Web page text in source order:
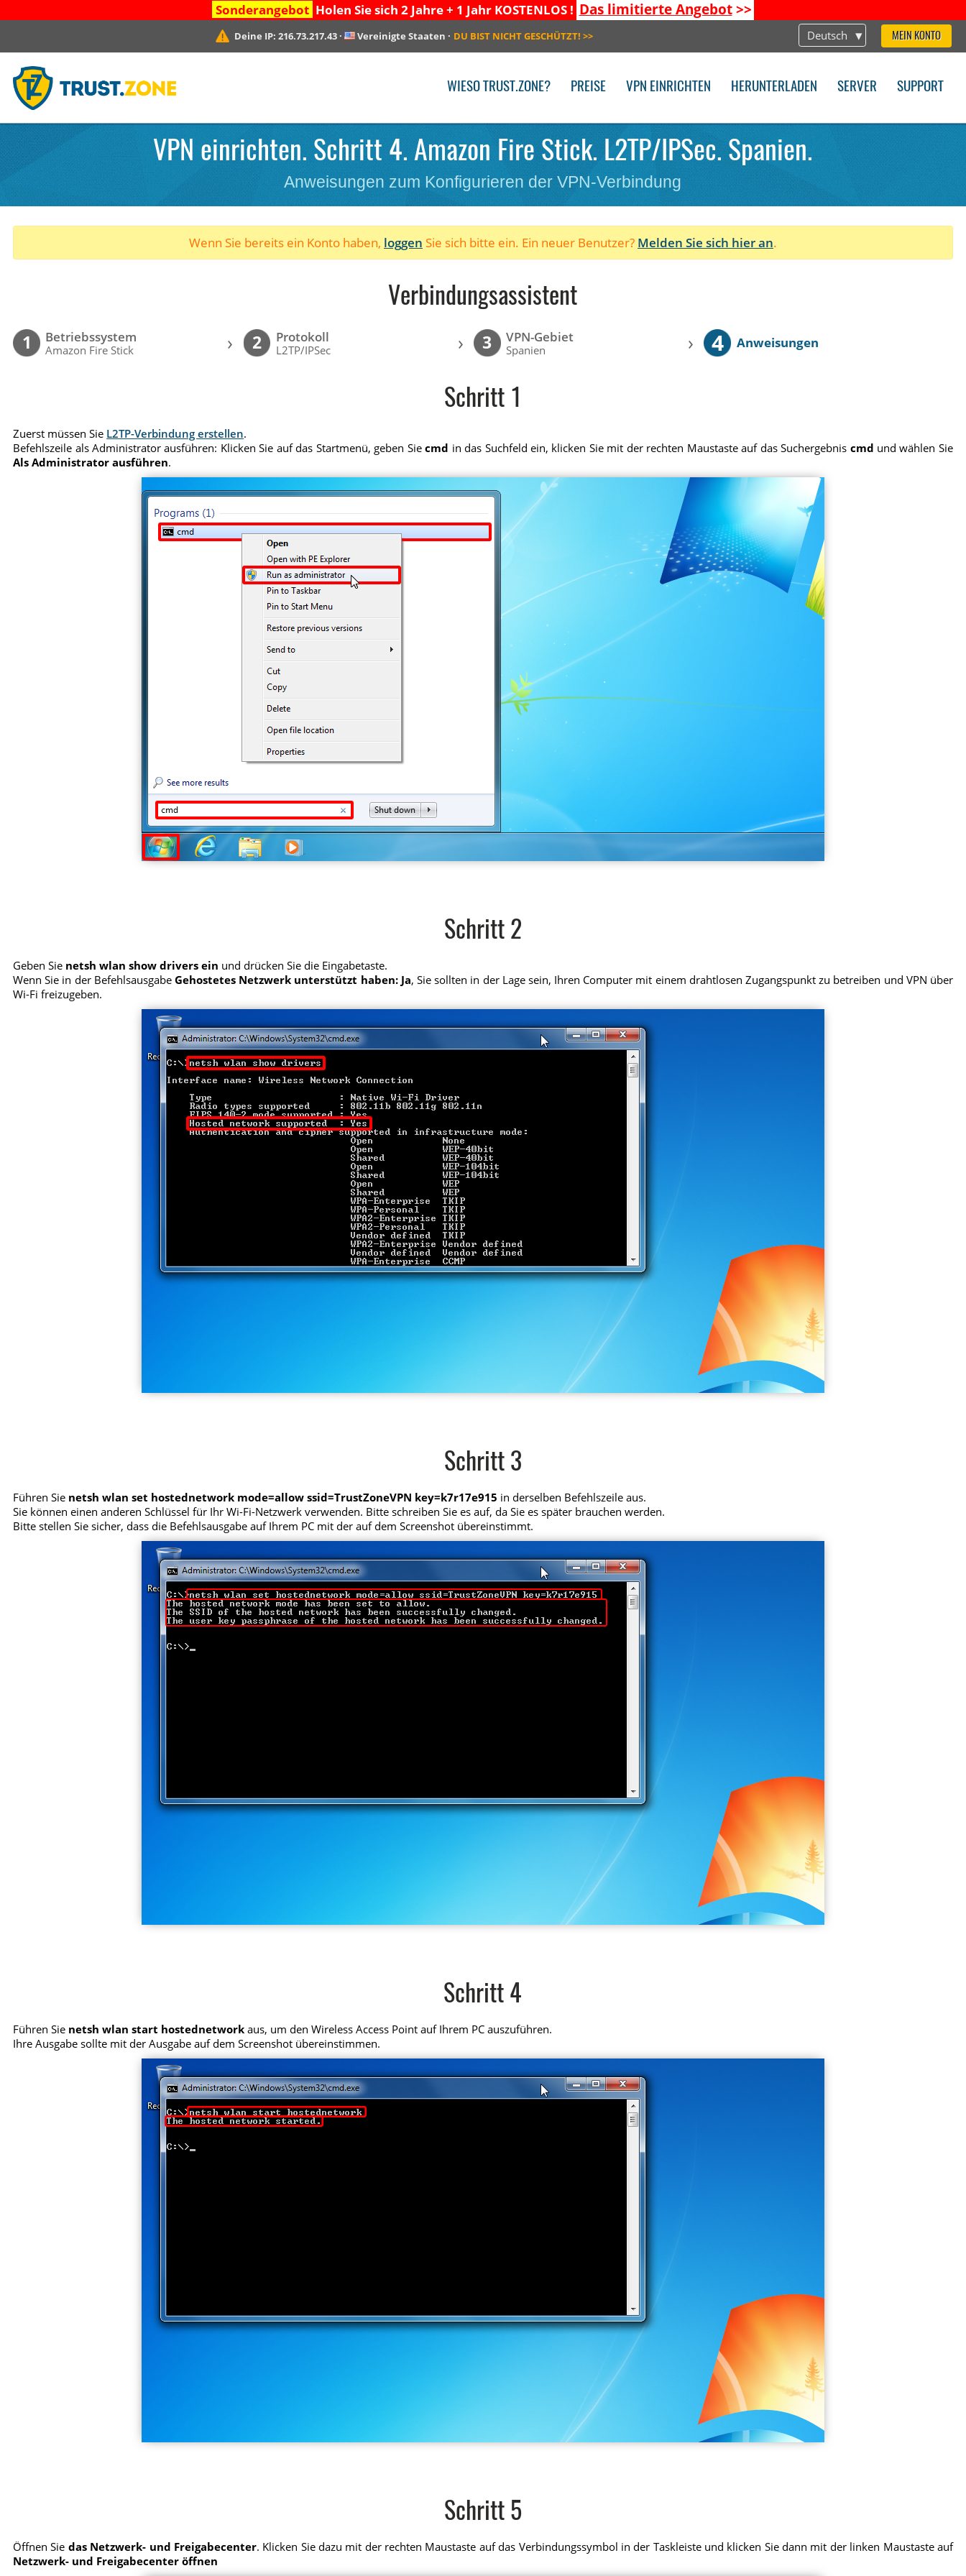
Sonderangebot Holen Sie sich 2 Jahre + 1 Jahr KOSTENLOS ! Das limitierte Angebot>>
Deutsch MEIN KONTO
Deine IP:216.73.217.43 · Vereinigte Staaten · DU BIST NICHT GESCHÜTZT! >>
WIESO TRUST.ZONE? PREISE VPN EINRICHTEN HERUNTERLADEN SERVER SUPPORT
VPN einrichten. Schritt 4. Amazon Fire Stick. L2TP/IPSec. Spanien.
Anweisungen zum Konfigurieren der VPN-Verbindung
Wenn Sie bereits ein Konto haben, loggen Sie sich bitte ein. Ein neuer Benutzer? Melden Sie sich hier an.
Verbindungsassistent
1 Betriebssystem
Amazon Fire Stick › 2 Protokoll
L2TP/IPSec › 3 VPN-Gebiet
Spanien › 4 Anweisungen
Schritt 1
Zuerst müssen Sie L2TP-Verbindung erstellen.
Befehlszeile als Administrator ausführen: Klicken Sie auf das Startmenü, geben Siecmd in das Suchfeld ein, klicken Sie mit der rechten Maustaste auf das Suchergebnis cmd und wählen Sie
Als Administrator ausführen.
Schritt 2
Geben Sie netsh wlan show drivers ein und drücken Sie die Eingabetaste.
Wenn Sie in der BefehlsausgabeGehostetes Netzwerk unterstützt haben: Ja, Sie sollten in der Lage sein, Ihren Computer mit einem drahtlosen Zugangspunkt zu betreiben und VPN über
Wi-Fi freizugeben.
Schritt 3
Führen Sie netsh wlan set hostednetwork mode=allow ssid=TrustZoneVPN key=k7r17e915 in derselben Befehlszeile aus.
Sie können einen anderen Schlüssel für Ihr Wi-Fi-Netzwerk verwenden. Bitte schreiben Sie es auf, da Sie es später brauchen werden.
Bitte stellen Sie sicher, dass die Befehlsausgabe auf Ihrem PC mit der auf dem Screenshot übereinstimmt.
Schritt 4
Führen Sie netsh wlan start hostednetwork aus, um den Wireless Access Point auf Ihrem PC auszuführen.
Ihre Ausgabe sollte mit der Ausgabe auf dem Screenshot übereinstimmen.
Schritt 5
Öffnen Sie das Netzwerk- und Freigabecenter. Klicken Sie dazu mit der rechten Maustaste auf das Verbindungssymbol in der Taskleiste und klicken Sie dann mit der linken Maustaste auf
Netzwerk- und Freigabecenter öffnen